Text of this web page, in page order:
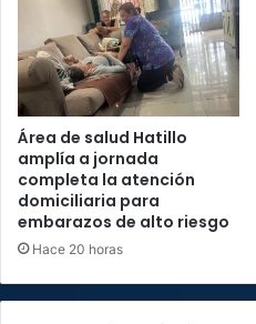
Área de salud Hatillo
amplía a jornada
completa la atención
domiciliaria para
embarazos de alto riesgo
Hace 20 horas